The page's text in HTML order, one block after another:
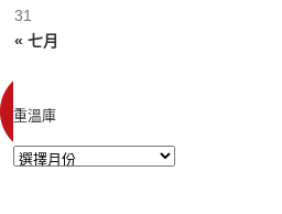
« 七月
31
重溫庫